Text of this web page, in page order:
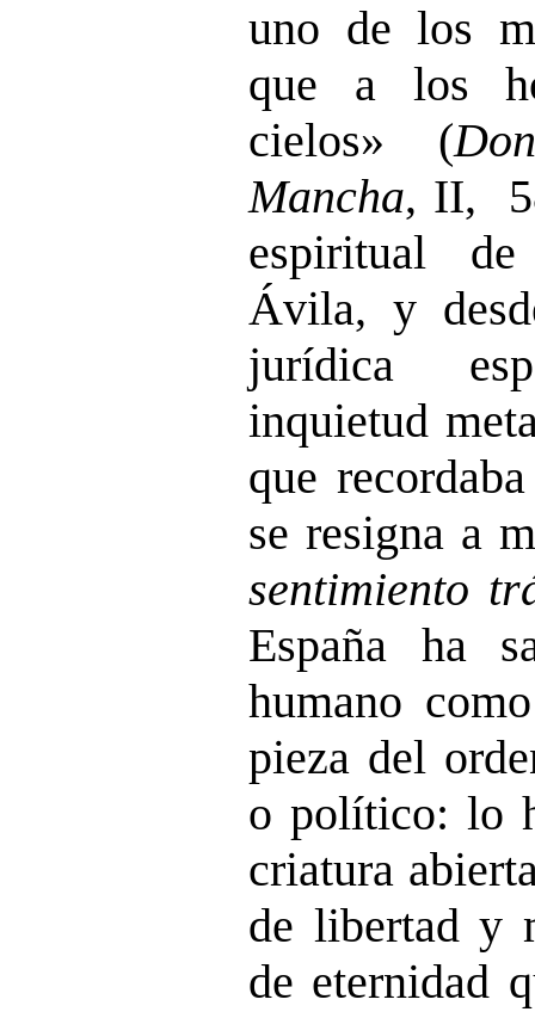
uno de los
que a los
cielos» (
Mancha, II,
espiritual
Ávila, y
jurídica
inquietud
que
se resigna a
sentimiento
España ha
humano
pieza del
o político: lo
criatura
de libertad y
de eternidad